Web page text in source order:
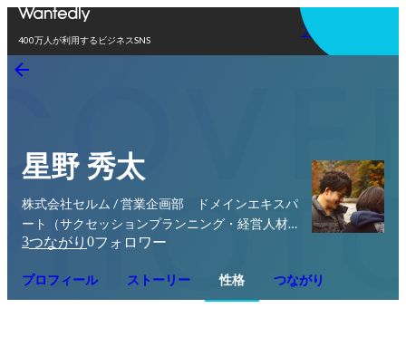
400万人が利用するビジネスSNS
アプリを使う
星野 秀太
株式会社セルム / 営業企画部 ドメインエキスパ
ート（サクセッションプランニング・経営人材デ
ィベロップメント）
3つながり 0フォロワー
プロフィール ストーリー 性格 つながり